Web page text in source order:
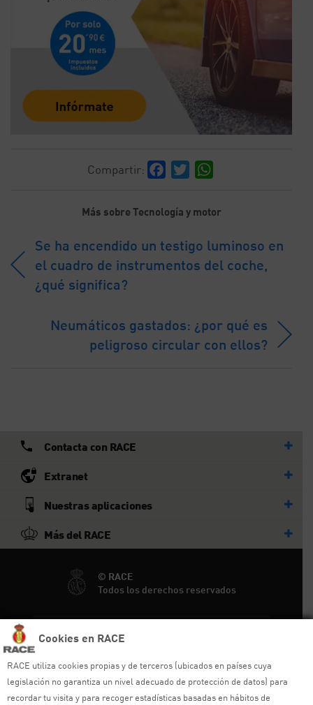
Cookies en RACE
RACE utiliza cookies propias y de terceros (ubicados en países cuya
legislación no garantiza un nivel adecuado de protección de datos) para
recordar tu visita y para recoger estadísticas basadas en hábitos de
Compartir: Facebook
Twitter
Más sobre Tecnología y motor
Se ha encendido un testigo luminoso en
el cuadro de instrumentos del coche,
¿qué significa?
Neumáticos gastados: ¿por qué es
peligroso circular con ellos?
Contacta con RACE
Extranet
Nuestras aplicaciones
Más del RACE
© RACE
Todos los derechos reservados
Política de privacidad